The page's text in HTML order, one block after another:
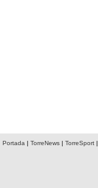
Portada | TorreNews| TorreSport|